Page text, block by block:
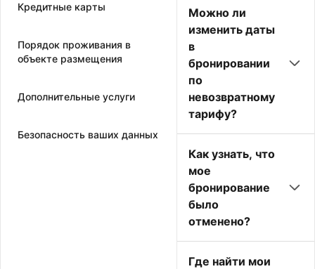
Кредитные карты
Порядок проживания в
объекте размещения
Дополнительные услуги
Безопасность ваших данных
Можно ли
изменить даты
в
бронировании
по
невозвратному
тарифу?
Как узнать, что
мое
бронирование
было
отменено?
Где найти мои